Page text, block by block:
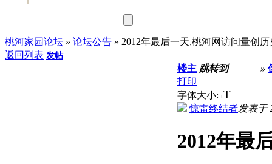
桃河家园论坛 » 论坛公告 » 2012年最后一天,桃河网访问量创
返回列表 发帖
楼主 跳转到 »
打印
字体大小: tT
惊雷终结者发表于
2012年最